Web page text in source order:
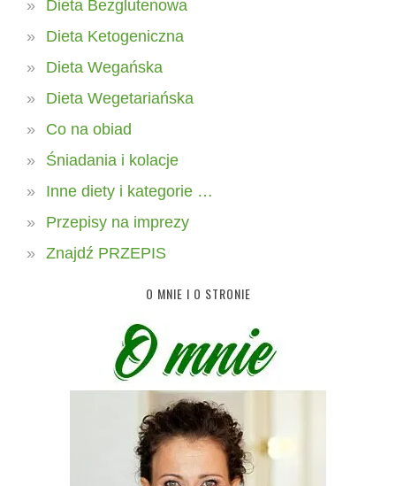
Dieta Bezglutenowa
Dieta Ketogeniczna
Dieta Wegańska
Dieta Wegetariańska
Co na obiad
Śniadania i kolacje
Inne diety i kategorie …
Przepisy na imprezy
Znajdź PRZEPIS
O MNIE I O STRONIE